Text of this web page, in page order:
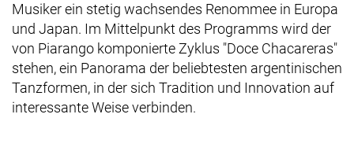
Musiker ein stetig wachsendes Renommee in Europa
und Japan. Im Mittelpunkt des Programms wird der
von Piarango komponierte Zyklus "Doce Chacareras"
stehen, ein Panorama der beliebtesten argentinischen
Tanzformen, in der sich Tradition und Innovation auf
interessante Weise verbinden.